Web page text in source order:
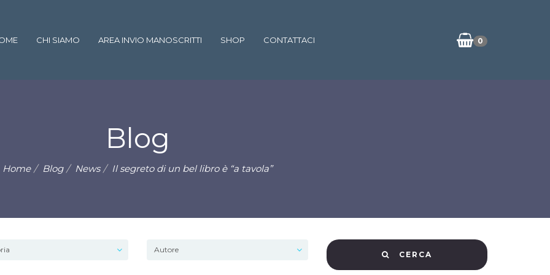
0
CHI SIAMO AREA INVIO MANOSCRITTI SHOP CONTATTACI
Blog
Home Blog News Il segreto di un bel libro è “a tavola”
CERCA